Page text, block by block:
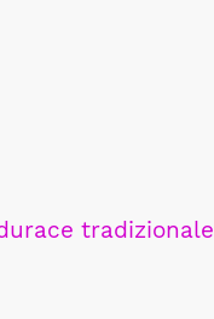
tradizionale